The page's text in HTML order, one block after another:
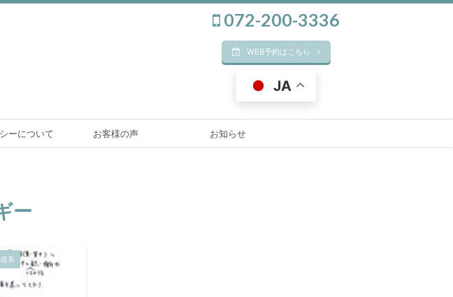
072-200-3336
WEB予約はこちら
JA
ーについて お客様の声 お知らせ
ー
系